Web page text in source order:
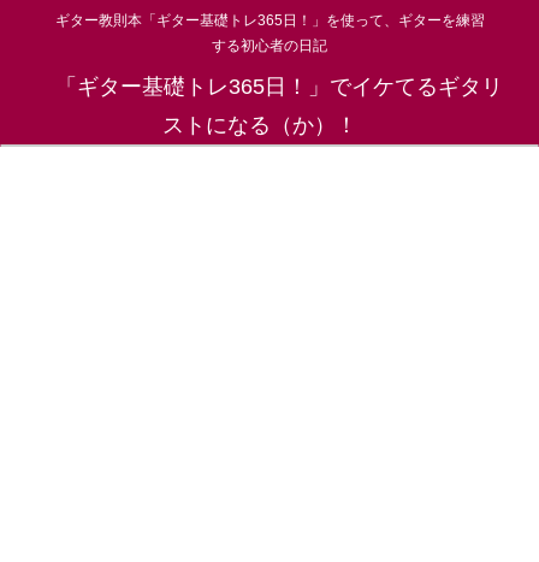
ギター教則本「ギター基礎トレ365日！」を使って、ギターを練習
する初心者の日記
「ギター基礎トレ365日！」でイケてるギタリ
ストになる（か）！